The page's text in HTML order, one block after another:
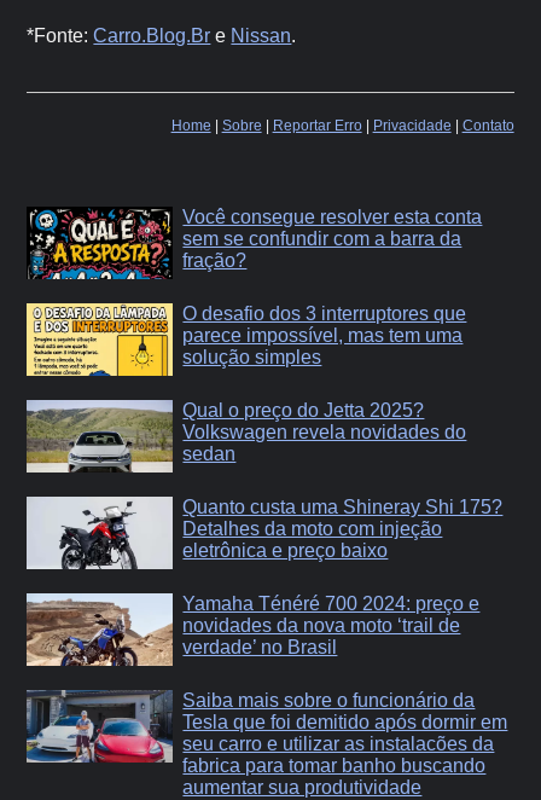
*Fonte:Carro.Blog.Br e Nissan.
Home Sobre Reportar Erro| Privacidade Contato
Você consegue resolver esta conta
sem se confundir com a barra da
fração?
O desafio dos 3 interruptores que
parece impossível, mas tem uma
solução simples
Qual o preço do Jetta 2025?
Volkswagen revela novidades do
sedan
Quanto custa uma Shineray Shi 175?
Detalhes da moto com injeção
eletrônica e preço baixo
Yamaha Ténéré 700 2024: preço e
novidades da nova moto ‘trail de
verdade’ no Brasil
Saiba mais sobre o funcionário da
Tesla que foi demitido após dormir em
seu carro e utilizar as instalacões da
fabrica para tomar banho buscando
aumentar sua produtividade